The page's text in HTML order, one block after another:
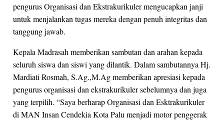
pengurus Organisasi dan Ekstrakurikuler mengucapkan janji
untuk menjalankan tugas mereka dengan penuh integritas dan
tanggung jawab.
Kepala Madrasah memberikan sambutan dan arahan kepada
seluruh siswa dan siswi yang dilantik. Dalam sambutannya Hj.
Mardiati Rosmah, S.Ag.,M.Ag memberikan apresiasi kepada
pengurus organisasi dan ekstrakurikuler sebelumnya dan juga
yang terpilih. “Saya berharap Organisasi dan Esktrakurikuler
di MAN Insan Cendekia Kota Palu menjadi motor penggerak